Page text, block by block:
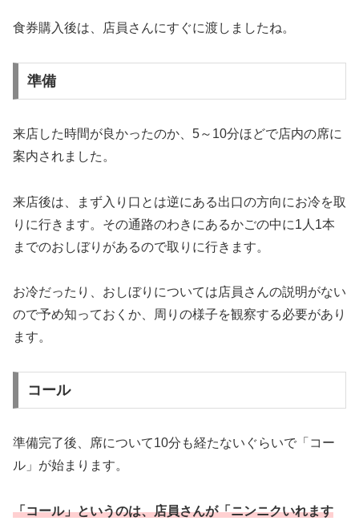
食券購入後は、店員さんにすぐに渡しましたね。
準備
来店した時間が良かったのか、5～10分ほどで店内の席に
案内されました。
来店後は、まず入り口とは逆にある出口の方向にお冷を取
りに行きます。その通路のわきにあるかごの中に1人1本
までのおしぼりがあるので取りに行きます。
お冷だったり、おしぼりについては店員さんの説明がない
ので予め知っておくか、周りの様子を観察する必要があり
ます。
コール
準備完了後、席について10分も経たないぐらいで「コー
ル」が始まります。
「コール」というのは、店員さんが「ニンニクいれます